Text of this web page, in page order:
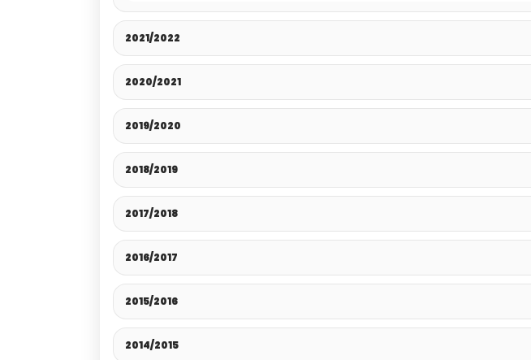
2021/2022
2020/2021
2019/2020
2018/2019
2017/2018
2016/2017
2015/2016
2014/2015